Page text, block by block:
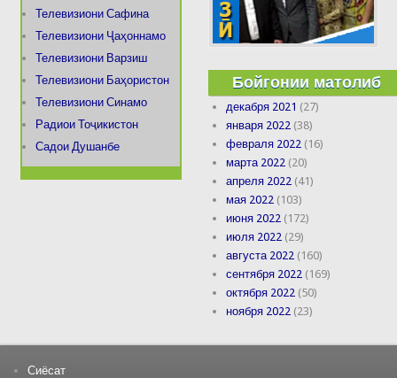
Телевизиони Сафина
Телевизиони Ҷаҳоннамо
Телевизиони Варзиш
Телевизиони Баҳористон
Телевизиони Синамо
Радиои Тоҷикистон
Садои Душанбе
Бойгонии матолиб
декабря 2021 (27)
января 2022 (38)
февраля 2022 (16)
марта 2022 (20)
апреля 2022 (41)
мая 2022 (103)
июня 2022 (172)
июля 2022 (29)
августа 2022 (160)
сентября 2022 (169)
октября 2022 (50)
ноября 2022 (23)
Сиёсат